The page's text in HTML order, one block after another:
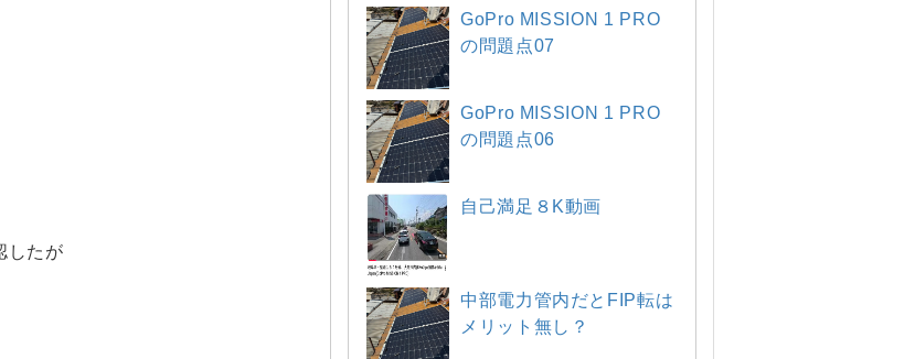
したが
GoPro MISSION 1 PRO
の問題点07
GoPro MISSION 1 PRO
の問題点06
自己満足８K動画
中部電力管内だとFIP転は
メリット無し？